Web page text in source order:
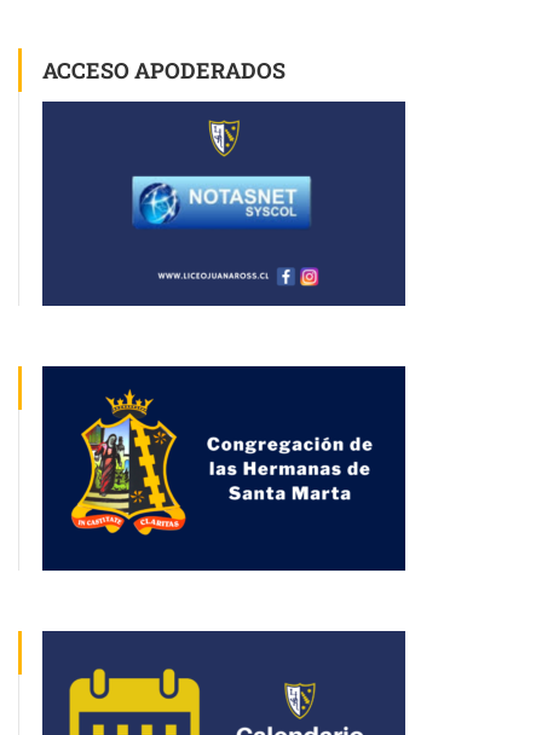
ACCESO APODERADOS